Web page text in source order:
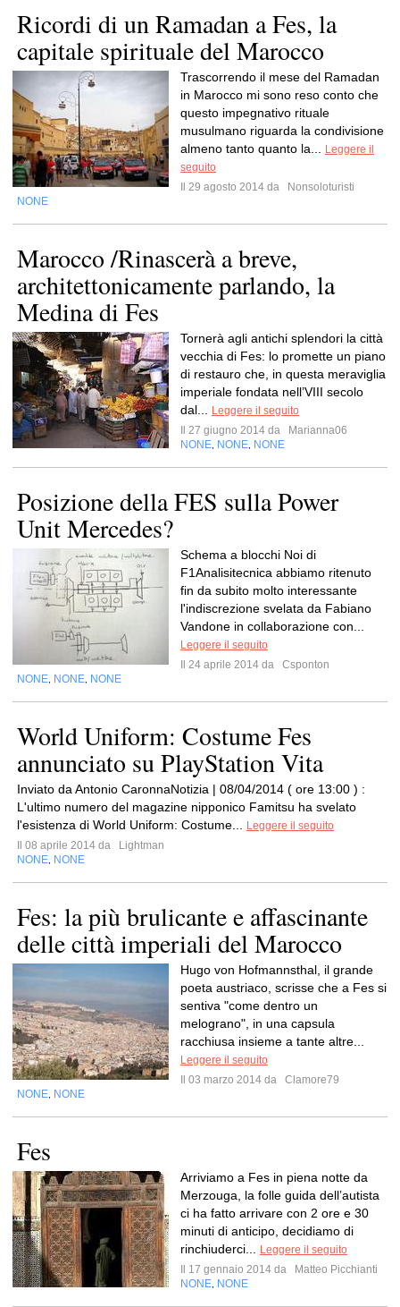
Ricordi di un Ramadan a Fes, la
capitale spirituale del Marocco
Trascorrendo il mese del Ramadan
in Marocco mi sono reso conto che
questo impegnativo rituale
musulmano riguarda la condivisione
almeno tanto quanto la...
Leggere il
seguito
Il 29 agosto 2014 da
Nonsoloturisti
NONE
Marocco /Rinascerà a breve,
architettonicamente parlando, la
Medina di Fes
Tornerà agli antichi splendori la città
vecchia di Fes: lo promette un piano
di restauro che, in questa meraviglia
imperiale fondata nell’VIII secolo
dal...
Leggere il seguito
Il 27 giugno 2014 da
Marianna06
NONE NONE NONE
Posizione della FES sulla Power
Unit Mercedes?
Schema a blocchi Noi di
F1Analisitecnica abbiamo ritenuto
fin da subito molto interessante
l'indiscrezione svelata da Fabiano
Vandone in collaborazione con...
Leggere il seguito
Il 24 aprile 2014 da
Csponton
NONE NONE NONE
World Uniform: Costume Fes
annunciato su PlayStation Vita
Inviato da Antonio CaronnaNotizia | 08/04/2014 ( ore 13:00 ) :
L'ultimo numero del magazine nipponico Famitsu ha svelato
l'esistenza di World Uniform: Costume...
Leggere il seguito
Il 08 aprile 2014 da
Lightman
NONE NONE
Fes: la più brulicante e affascinante
delle città imperiali del Marocco
Hugo von Hofmannsthal, il grande
poeta austriaco, scrisse che a Fes si
sentiva "come dentro un
melograno", in una capsula
racchiusa insieme a tante altre...
Leggere il seguito
Il 03 marzo 2014 da
Clamore79
NONE NONE
Fes
Arriviamo a Fes in piena notte da
Merzouga, la folle guida dell’autista
ci ha fatto arrivare con 2 ore e 30
minuti di anticipo, decidiamo di
rinchiuderci...
Leggere il seguito
Il 17 gennaio 2014 da
Matteo Picchianti
NONE NONE